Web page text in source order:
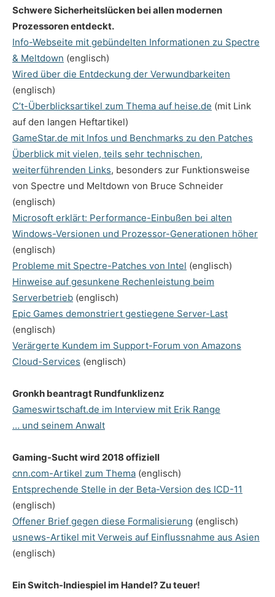
Schwere Sicherheitslücken bei allen modernen
Prozessoren entdeckt.
Info-Webseite mit gebündelten Informationen zu Spectre
& Meltdown (englisch)
Wired über die Entdeckung der Verwundbarkeiten
(englisch)
C’t-Überblicksartikel zum Thema auf heise.de (mit Link
auf den langen Heftartikel)
GameStar.de mit Infos und Benchmarks zu den Patches
Überblick mit vielen, teils sehr technischen,
weiterführenden Links, besonders zur Funktionsweise
von Spectre und Meltdown von Bruce Schneider
(englisch)
Microsoft erklärt: Performance-Einbußen bei alten
Windows-Versionen und Prozessor-Generationen höher
(englisch)
Probleme mit Spectre-Patches von Intel (englisch)
Hinweise auf gesunkene Rechenleistung beim
Serverbetrieb (englisch)
Epic Games demonstriert gestiegene Server-Last
(englisch)
Verärgerte Kundem im Support-Forum von Amazons
Cloud-Services (englisch)
Gronkh beantragt Rundfunklizenz
Gameswirtschaft.de im Interview mit Erik Range
… und seinem Anwalt
Gaming-Sucht wird 2018 offiziell
cnn.com-Artikel zum Thema (englisch)
Entsprechende Stelle in der Beta-Version des ICD-11
(englisch)
Offener Brief gegen diese Formalisierung (englisch)
usnews-Artikel mit Verweis auf Einflussnahme aus Asien
(englisch)
Ein Switch-Indiespiel im Handel? Zu teuer!